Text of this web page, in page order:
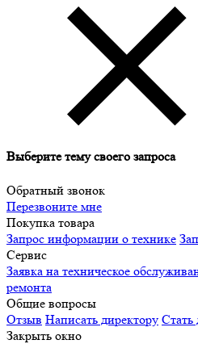
Выберите тему своего запроса
Обратный звонок
Перезвоните мне
Покупка товара
Запрос информации о технике
Сервис
Заявка на техническое
ремонта
Общие вопросы
Отзыв Написать директору Стать
Закрыть окно